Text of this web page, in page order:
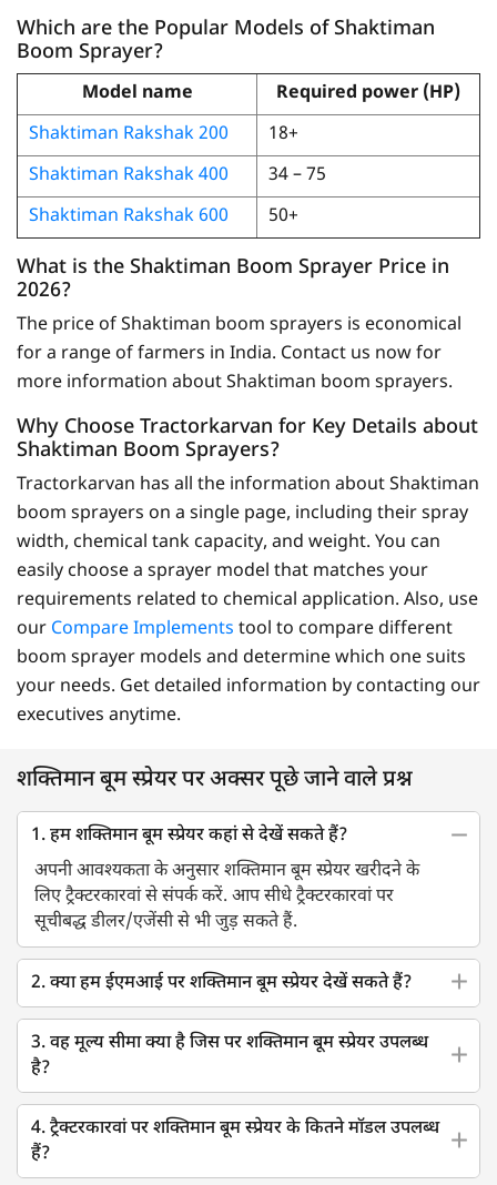
Which are the Popular Models of Shaktiman
Boom Sprayer?
Model name
Required power (HP)
Shaktiman Rakshak 200
18+
Shaktiman Rakshak 400
34 – 75
Shaktiman Rakshak 600
50+
What is the Shaktiman Boom Sprayer Price in
2026?
The price of Shaktiman boom sprayers is economical
for a range of farmers in India. Contact us now for
more information about Shaktiman boom sprayers.
Why Choose Tractorkarvan for Key Details about
Shaktiman Boom Sprayers?
Tractorkarvan has all the information about Shaktiman
boom sprayers on a single page, including their spray
width, chemical tank capacity, and weight. You can
easily choose a sprayer model that matches your
requirements related to chemical application. Also, use
our Compare Implements tool to compare different
boom sprayer models and determine which one suits
your needs. Get detailed information by contacting our
executives anytime.
शक्तिमान बूम स्प्रेयर पर अक्सर पूछे जाने वाले प्रश्न
1. हम शक्तिमान बूम स्प्रेयर कहां से देखें सकते हैं?
अपनी आवश्यकता के अनुसार शक्तिमान बूम स्प्रेयर खरीदने के
लिए ट्रैक्टरकारवां से संपर्क करें. आप सीधे ट्रैक्टरकारवां पर
सूचीबद्ध डीलर/एजेंसी से भी जुड़ सकते हैं.
2. क्या हम ईएमआई पर शक्तिमान बूम स्प्रेयर देखें सकते हैं?
3. वह मूल्य सीमा क्या है जिस पर शक्तिमान बूम स्प्रेयर उपलब्ध
है?
4. ट्रैक्टरकारवां पर शक्तिमान बूम स्प्रेयर के कितने मॉडल उपलब्ध
हैं?